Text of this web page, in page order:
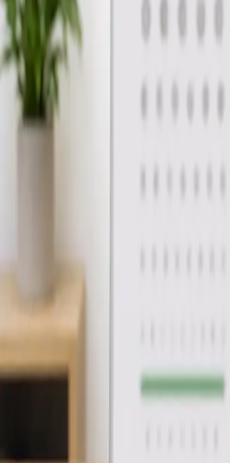
Geral
Justificação Médica de Falta ao
Avaliação médica online e emissão de
trabalho por doença. Médico registado
Médicos, documento aceite por
Justificação Médica de Falta
consulta
Geral
Revisão de Tratamento em Curso
Já está a fazer um tratamento? Os
avaliação clínica completa.